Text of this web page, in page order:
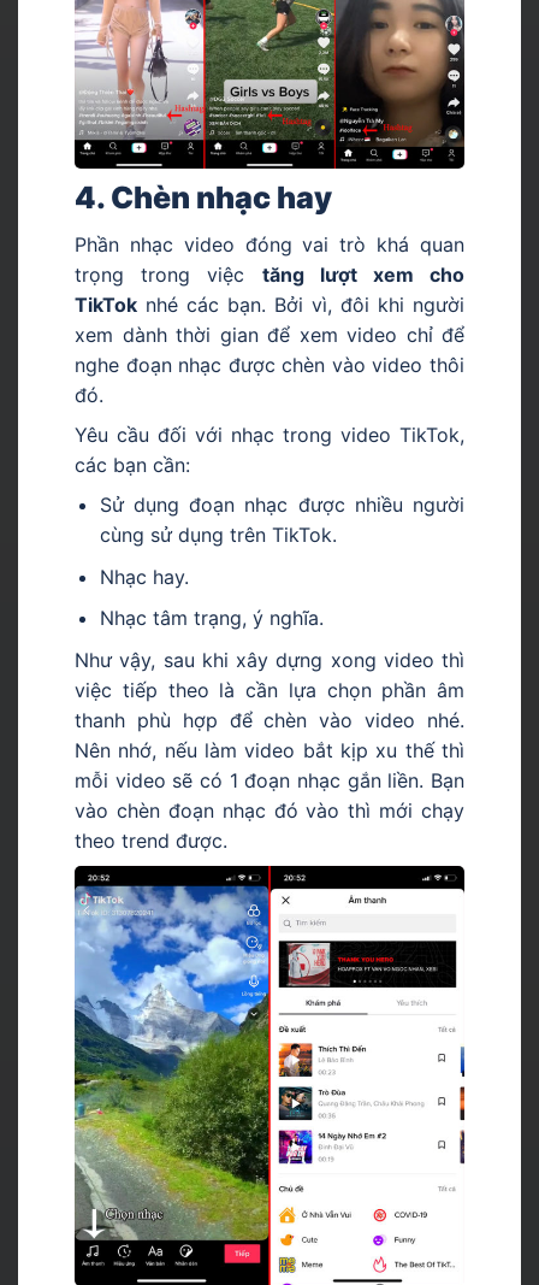
4. Chèn nhạc hay
Phần nhạc video đóng vai trò khá quan
trọng trong việc tăng lượt xem cho
TikTok nhé các bạn. Bởi vì, đôi khi người
xem dành thời gian để xem video chỉ để
nghe đoạn nhạc được chèn vào video thôi
đó.
Yêu cầu đối với nhạc trong video TikTok,
các bạn cần:
Sử dụng đoạn nhạc được nhiều người
cùng sử dụng trên TikTok.
Nhạc hay.
Nhạc tâm trạng, ý nghĩa.
Như vậy, sau khi xây dựng xong video thì
việc tiếp theo là cần lựa chọn phần âm
thanh phù hợp để chèn vào video nhé.
Nên nhớ, nếu làm video bắt kịp xu thế thì
mỗi video sẽ có 1 đoạn nhạc gắn liền. Bạn
vào chèn đoạn nhạc đó vào thì mới chạy
theo trend được.